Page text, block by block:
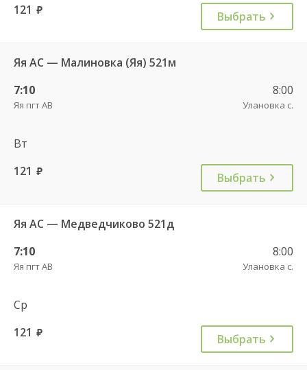
121 руб. Выбрать
Яя АС — Малиновка (Яя) 521м
7:10
Яя пгт АВ
8:00
Улановка с.
Вт
121 руб. Выбрать
Яя АС — Медведчиково 521д
7:10
Яя пгт АВ
8:00
Улановка с.
Ср
121 руб. Выбрать